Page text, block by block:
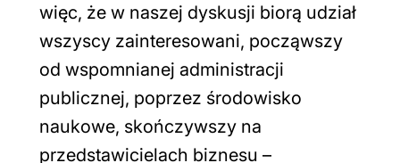
więc, że w naszej dyskusji biorą udział
wszyscy zainteresowani, począwszy
od wspomnianej administracji
publicznej, poprzez środowisko
naukowe, skończywszy na
przedstawicielach biznesu –